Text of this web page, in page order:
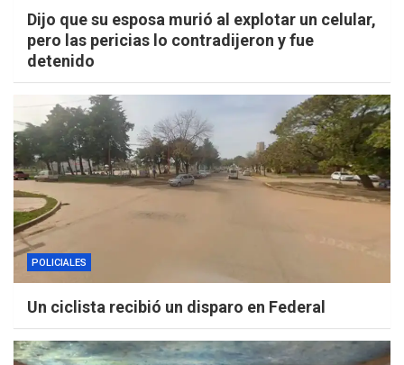
Dijo que su esposa murió al explotar un celular,
pero las pericias lo contradijeron y fue
detenido
POLICIALES
Un ciclista recibió un disparo en Federal